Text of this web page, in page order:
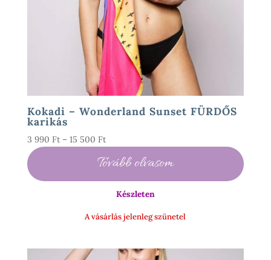
Kokadi – Wonderland Sunset FÜRDŐS
karikás
3 990 Ft – 15 500 FtÁrtartomány:
990 Ft
-
Tovább olvasom
Készleten
A vásárlás jelenleg szünetel